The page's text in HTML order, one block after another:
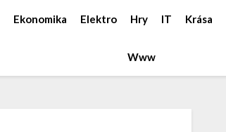
Ekonomika Elektro Hry IT Krása
Www